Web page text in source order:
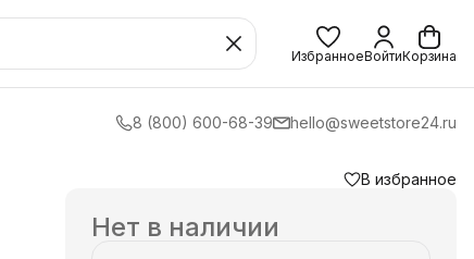
ИзбранноеВойтиКорзина
8 (800) 600-68-39 hello@sweetstore24.ru
В избранное
Нет в наличии